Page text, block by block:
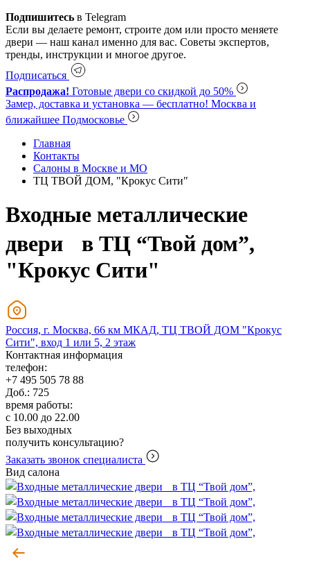
Подпишитесь в Telegram
Если вы делаете ремонт, строите дом или просто меняете
двери — наш канал именно для вас. Советы экспертов,
тренды, инструкции и многое другое.
Подписаться
Распродажа! Готовые двери со скидкой до 50%
Замер, доставка и установка — бесплатно! Москва и
ближайшее Подмосковье
Главная
Контакты
Салоны в Москве и МО
ТЦ ТВОЙ ДОМ, "Крокус Сити"
Входные металлические
двери в ТЦ “Твой дом”,
"Крокус Сити"
Россия, г. Москва, 66 км МКАД, ТЦ ТВОЙ ДОМ "Крокус
Сити", вход 1 или 5, 2 этаж
Контактная информация
телефон:
+7 495 505 78 88
Доб.: 725
время работы:
с 10.00 до 22.00
Без выходных
получить консультацию?
Заказать звонок специалиста
Вид салона